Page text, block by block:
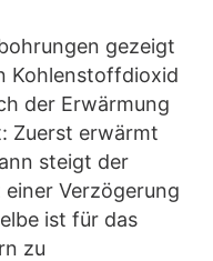
gezeigt
Kohlenstoffdioxid
der Erwärmung
Zuerst erwärmt
steigt der
Verzögerung
ist für das
zu